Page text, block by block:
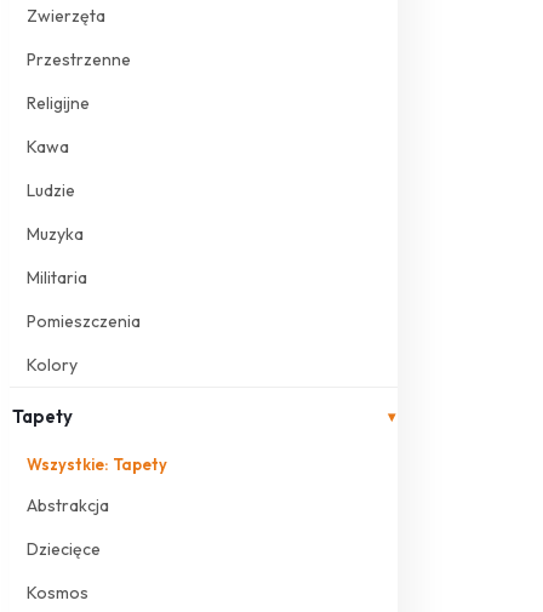
Zwierzęta
Przestrzenne
Religijne
Kawa
Ludzie
Muzyka
Militaria
Pomieszczenia
Kolory
Tapety ▾
Wszystkie: Tapety
Abstrakcja
Dziecięce
Kosmos